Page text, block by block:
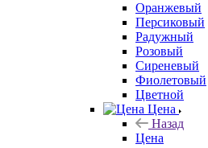
Оранжевый
Персиковый
Радужный
Розовый
Сиреневый
Фиолетовый
Цветной
Цена
Назад
Цена